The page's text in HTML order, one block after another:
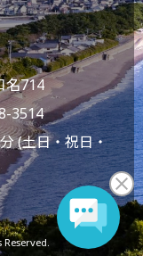
名714
3514
(土日・祝日・